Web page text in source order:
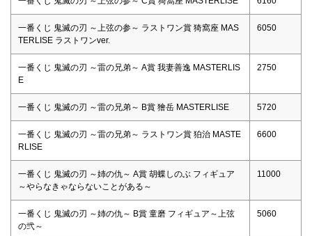
一番くじ 鬼滅の刃 ～上弦の参～ ラストワン賞 猗窩座 MAS
TERLISE ラストワンver.
6050
一番くじ 鬼滅の刃 ～雷の兄弟～ A賞 我妻善逸 MASTERLIS
E
2750
一番くじ 鬼滅の刃 ～雷の兄弟～ B賞 獪岳 MASTERLISE 5720
一番くじ 鬼滅の刃 ～雷の兄弟～ ラストワン賞 狛治 MASTE
RLISE
6600
一番くじ 鬼滅の刃 ～姉の仇～ A賞 胡蝶しのぶ フィギュア
～やらなきゃならないことがある～
11000
一番くじ 鬼滅の刃 ～姉の仇～ B賞 童磨 フィギュア～上弦
の弐～
5060